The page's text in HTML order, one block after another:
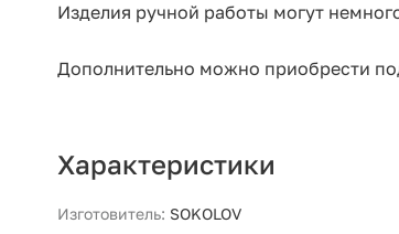
Изделия ручной работы могут
Дополнительно можно приобрести
Характеристики
Изготовитель: SOKOLOV